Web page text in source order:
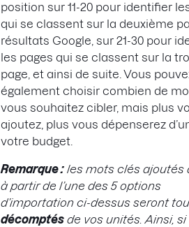
position sur 11-20 pour identifier
qui se classent sur la deuxième
résultats Google, sur 21-30 pour
les pages qui se classent sur la
page, et ainsi de suite. Vous
également choisir combien de
vous souhaitez cibler, mais plus
ajoutez, plus vous dépenserez
votre budget.
Remarque : les mots clés ajoutés
à partir de l’une des 5 options
d’importation ci-dessus seront
décomptés de vos unités. Ainsi,